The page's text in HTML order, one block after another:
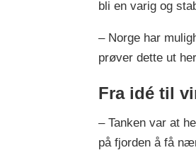
bli en varig og
– Norge har
prøver dette ut
Fra idé til
– Tanken var at
på fjorden å få